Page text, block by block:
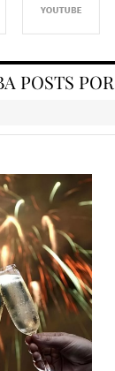
POSTS